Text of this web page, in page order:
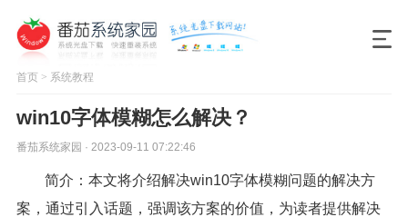
首页> 系统教程
win10字体模糊怎么解决？
番茄系统家园 · 2023-09-11 07:22:46
简介：本文将介绍解决win10字体模糊问题的解决方
案，通过引入话题，强调该方案的价值，为读者提供解决